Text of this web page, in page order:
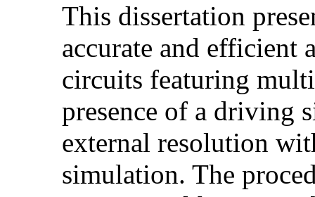
This dissertation
accurate and efficient
circuits featuring
presence of a driving
external resolution
simulation. The